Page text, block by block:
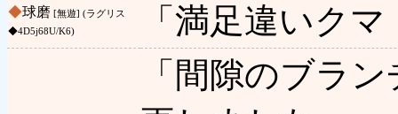
◆球磨 [無遊] (ラグリス
◆4D5j68U/K6)
「満足違いクマ
「間隙のブラ